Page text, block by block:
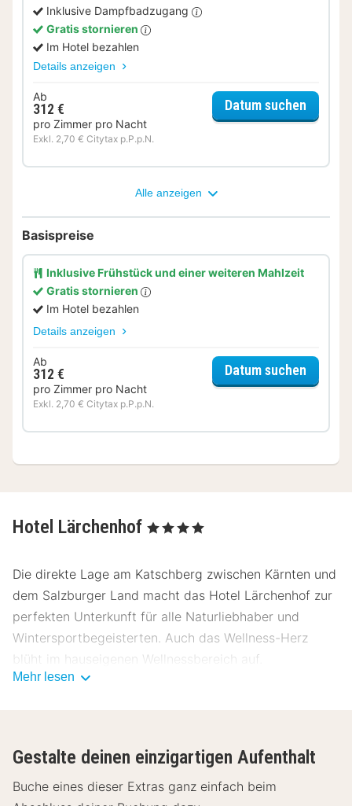
Inklusive Dampfbadzugang
Gratis stornieren
Im Hotel bezahlen
Details anzeigen
Ab
312 €
pro Zimmer pro Nacht
Exkl. 2,70 € Citytax p.P.p.N.
Datum suchen
Alle anzeigen
Basispreise
Gratis stornieren
Im Hotel bezahlen
Inklusive Frühstück und einer weiteren Mahlzeit
Details anzeigen
Ab
312 €
pro Zimmer pro Nacht
Exkl. 2,70 € Citytax p.P.p.N.
Datum suchen
Hotel Lärchenhof , 4 Sterne
Die direkte Lage am Katschberg zwischen Kärnten und
dem Salzburger Land macht das Hotel Lärchenhof zur
perfekten Unterkunft für alle Naturliebhaber und
Wintersportbegeisterten. Auch das Wellness-Herz
blüht im hauseigenen Wellnessbereich auf.
Ambiente geschaffen wird. Die komfortablen Zimmer
haben ein gemütliches Bett, ein privates Badezimmer
mit eigener Dusche und WC, inklusive Fernseher.
Mehr lesen
Gestalte deinen einzigartigen Aufenthalt
Buche eines dieser Extras ganz einfach beim